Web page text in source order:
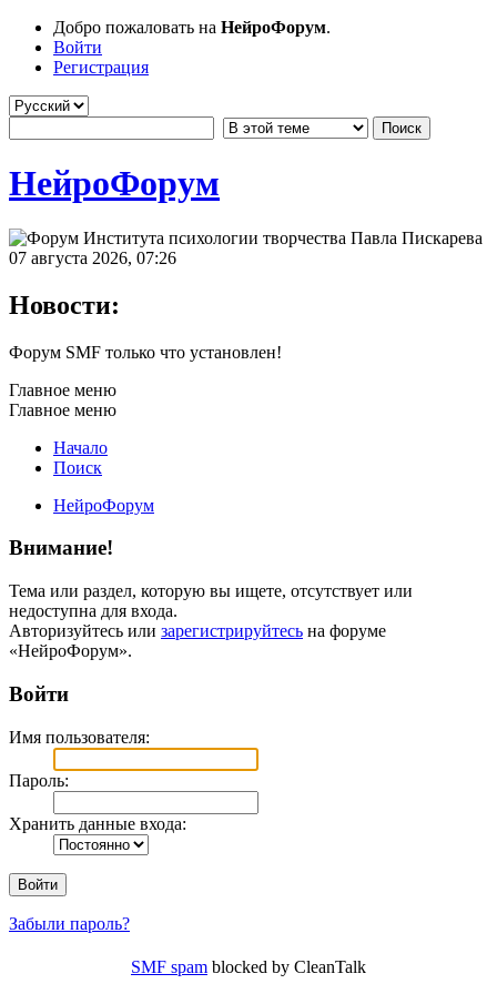
Добро пожаловать на НейроФорум.
Войти
Регистрация
НейроФорум
07 августа 2026, 07:26
Новости:
Форум SMF только что установлен!
Главное меню
Главное меню
Начало
Поиск
НейроФорум
Внимание!
Тема или раздел, которую вы ищете, отсутствует или
недоступна для входа.
Авторизуйтесь или зарегистрируйтесь на форуме
«НейроФорум».
Войти
Имя пользователя:
Пароль:
Хранить данные входа:
Забыли пароль?
SMF spam blocked by CleanTalk